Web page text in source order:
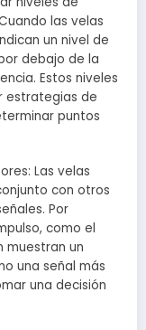
las velas
un nivel de
debajo de la
Estos niveles
estrategias de
puntos
Las velas
con otros
Por
como el
muestran un
una señal más
una decisión